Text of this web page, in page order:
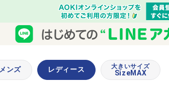
メンズ レディース 大きいサイズ
SizeMAX